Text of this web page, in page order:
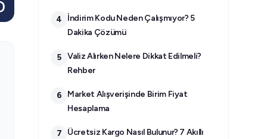
4
İndirim Kodu Neden Çalışmıyor? 5
Dakika Çözümü
5 Valiz Alırken Nelere Dikkat Edilmeli?
Rehber
6
Market Alışverişinde Birim Fiyat
Hesaplama
7
Ücretsiz Kargo Nasıl Bulunur? 7 Akıllı